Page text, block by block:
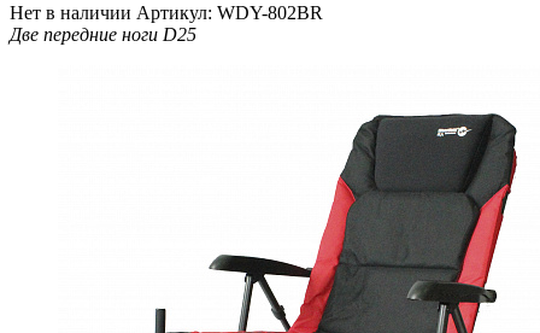
Нет в наличии Артикул: WDY-802BR
Две передние ноги D25